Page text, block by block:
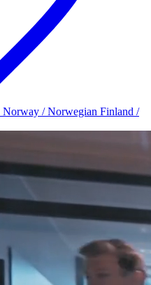
Norway / Norwegian Finland /